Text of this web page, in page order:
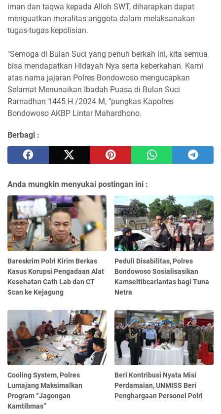
iman dan taqwa kepada Alloh SWT, diharapkan dapat
menguatkan moralitas anggota dalam melaksanakan
tugas-tugas kepolisian.
"Semoga di Bulan Suci yang penuh berkah ini, kita semua
bisa mendapatkan Hidayah Nya serta keberkahan. Kami
atas nama jajaran Polres Bondowoso mengucapkan
Selamat Menunaikan Ibadah Puasa di Bulan Suci
Ramadhan 1445 H /2024 M, "pungkas Kapolres
Bondowoso AKBP Lintar Mahardhono.
Berbagi :
Anda mungkin menyukai postingan ini :
Bareskrim Polri Kirim Berkas
Kasus Korupsi Pengadaan Alat
Kesehatan Cath Lab dan CT
Scan ke Kejagung
Peduli Disabilitas, Polres
Bondowoso Sosialisasikan
Kamseltibcarlantas bagi Tuna
Netra
Cooling System, Polres
Lumajang Maksimalkan
Program “Jagongan
Kamtibmas”
Beri Kontribusi Nyata Misi
Perdamaian, UNMISS Beri
Penghargaan Personel Polri